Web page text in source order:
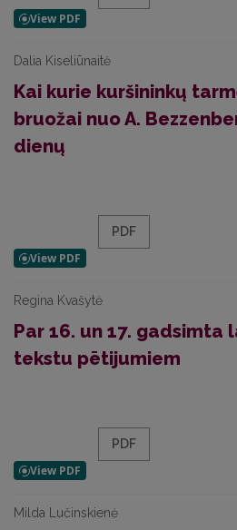
Dalia Kiseliūnaitė
Kai kurie kuršininkų
bruožai nuo A.
dienų
PDF
Regina Kvašytė
Par 16. un 17.
tekstu pētijumiem
PDF
Milda Lučinskienė